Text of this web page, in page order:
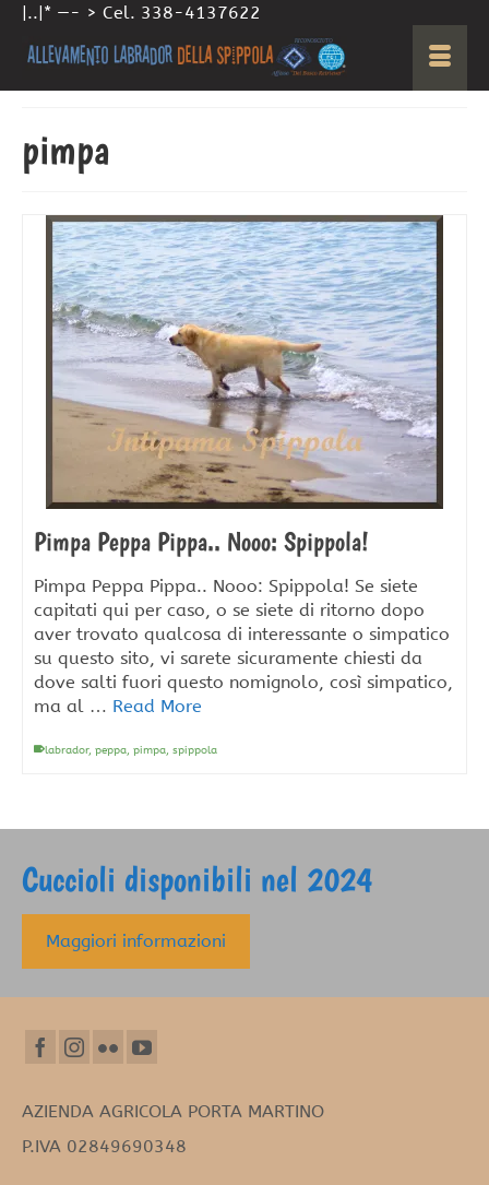
|..|* —- > Cel. 338-4137622
pimpa
Pimpa Peppa Pippa.. Nooo: Spippola!
Pimpa Peppa Pippa.. Nooo: Spippola! Se siete
capitati qui per caso, o se siete di ritorno dopo
aver trovato qualcosa di interessante o simpatico
su questo sito, vi sarete sicuramente chiesti da
dove salti fuori questo nomignolo, così simpatico,
ma al … Read More
labrador, peppa, pimpa, spippola
Cuccioli disponibili nel 2024
Maggiori informazioni
AZIENDA AGRICOLA PORTA MARTINO
P.IVA 02849690348